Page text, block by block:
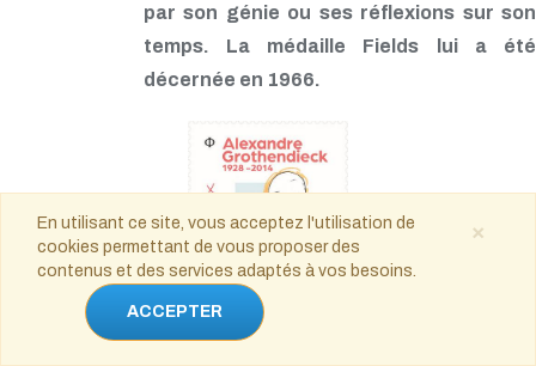
par son génie ou ses réflexions sur son
temps. La médaille Fields lui a été
décernée en 1966.
×
En utilisant ce site, vous acceptez l'utilisation de
cookies permettant de vous proposer des
contenus et des services adaptés à vos besoins.
ACCEPTER